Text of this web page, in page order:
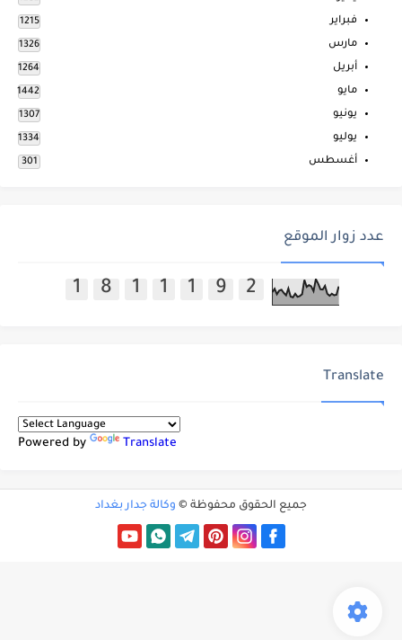
فبراير 1215
مارس 1326
أبريل 1264
مايو 1442
يونيو 1307
يوليو 1334
أغسطس 301
عدد زوار الموقع
1 8 1 1 1 9 2
Translate
Powered by Translate
جميع الحقوق محفوظة © وكالة جدار بغداد